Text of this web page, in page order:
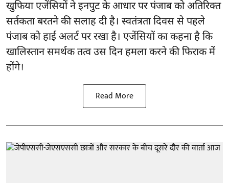
खुफिया एजेंसियों ने इनपुट के आधार पर पंजाब को अतिरिक्त
सर्तकता बरतने की सलाह दी है। स्वतंत्रता दिवस से पहले
पंजाबको हाई अलर्ट पर रखा है। एजेंसियों का कहना है कि
खालिस्तान समर्थक तत्व उस दिन हमला करने की फिराक में
होंगे।
Read More